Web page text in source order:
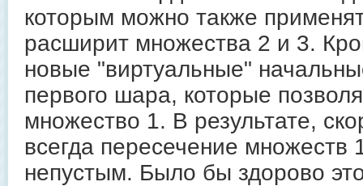
которым можно также
расширит множества 2 и 3.
новые "виртуальные"
первого шара, которые
множество 1. В результате,
всегда пересечение множеств
непустым. Было бы здорово